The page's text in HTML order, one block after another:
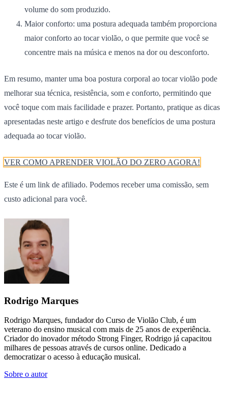
volume do som produzido.
Maior conforto: uma postura adequada também proporciona
maior conforto ao tocar violão, o que permite que você se
concentre mais na música e menos na dor ou desconforto.
Em resumo, manter uma boa postura corporal ao tocar violão pode
melhorar sua técnica, resistência, som e conforto, permitindo que
você toque com mais facilidade e prazer. Portanto, pratique as dicas
apresentadas neste artigo e desfrute dos benefícios de uma postura
adequada ao tocar violão.
VER COMO APRENDER VIOLÃO DO ZERO AGORA!
Este é um link de afiliado. Podemos receber uma comissão, sem
custo adicional para você.
Rodrigo Marques
Rodrigo Marques, fundador do Curso de Violão Club, é um
veterano do ensino musical com mais de 25 anos de experiência.
Criador do inovador método Strong Finger, Rodrigo já capacitou
milhares de pessoas através de cursos online. Dedicado a
democratizar o acesso à educação musical.
Sobre o autor